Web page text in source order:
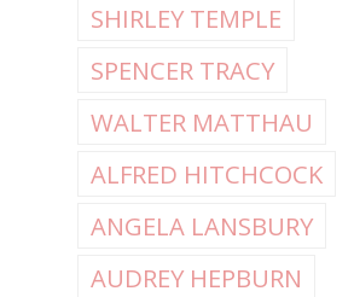
SHIRLEY TEMPLE
SPENCER TRACY
WALTER MATTHAU
ALFRED HITCHCOCK
ANGELA LANSBURY
AUDREY HEPBURN